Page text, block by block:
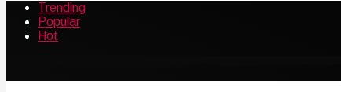
Trending
Popular
Hot